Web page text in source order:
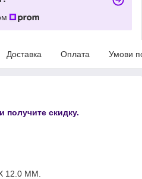
Доставка Оплата Умови
получите скидку.
12.0 MM.